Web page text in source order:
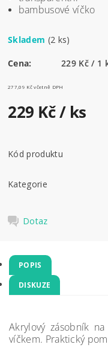
bambusové víčko
Skladem (2 ks)
Cena: 229 Kč / 1
277,09 Kč včetně DPH
229 Kč/ ks
Kód produktu
Kategorie
Dotaz
POPIS
DISKUZE
Akrylový zásobník
víčkem. Praktický